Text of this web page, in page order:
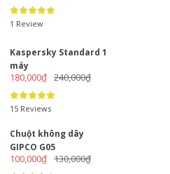
1 Review
Kaspersky Standard 1
máy
240,000₫
180,000₫
15 Reviews
Chuột không dây
GIPCO G05
130,000₫
100,000₫